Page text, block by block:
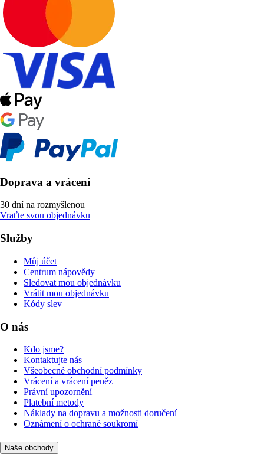
Doprava a vrácení
30 dní na rozmyšlenou
Vraťte svou objednávku
Služby
Můj účet
Centrum nápovědy
Sledovat mou objednávku
Vrátit mou objednávku
Kódy slev
O nás
Kdo jsme?
Kontaktujte nás
Všeobecné obchodní podmínky
Vrácení a vrácení peněz
Právní upozornění
Platební metody
Náklady na dopravu a možnosti doručení
Oznámení o ochraně soukromí
Naše obchody